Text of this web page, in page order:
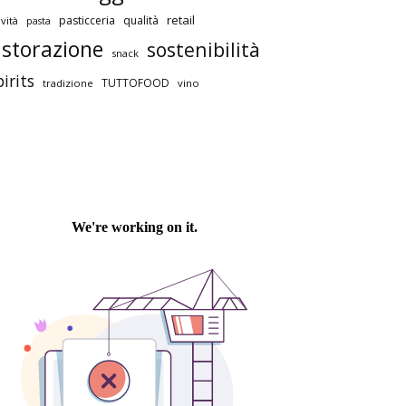
pasta pasticceria qualità retail
snack sostenibilità
tradizione TUTTOFOOD vino